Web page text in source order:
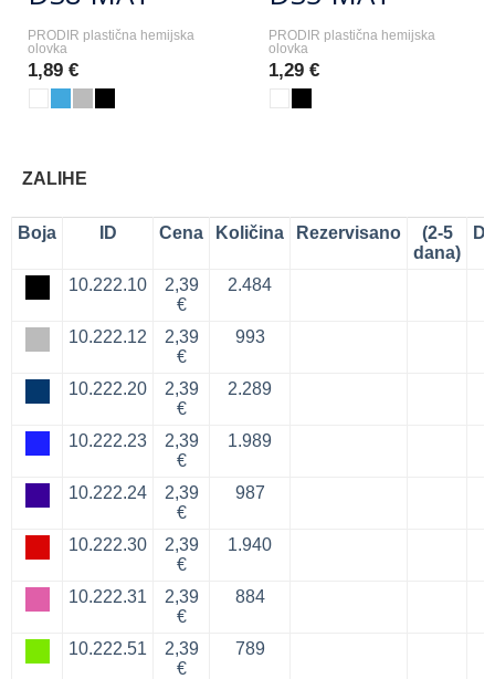
PRODIR plastična hemijska
olovka
1,89 €
PRODIR plastična hemijska
olovka
1,29 €
ZALIHE
Boja ID Cena Količina Rezervisano
(2-5
dana)
10.222.10
2,39
€
2.484
10.222.12
2,39
€
993
10.222.20
2,39
€
2.289
10.222.23
2,39
€
1.989
10.222.24
2,39
€
987
10.222.30
2,39
€
1.940
10.222.31
2,39
€
884
10.222.51
2,39
€
789